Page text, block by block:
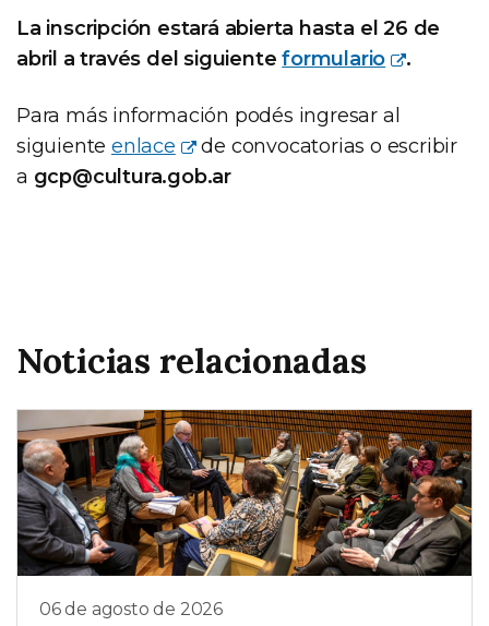
La inscripción estará abierta hasta el 26 de
abril a través del siguienteformulario .
Para más información podés ingresar al
siguienteenlace
de convocatorias o escribir
a gcp@cultura.gob.ar
Noticias relacionadas
06 de agosto de 2026